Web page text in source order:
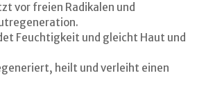
vor freien Radikalen und
Feuchtigkeit und gleicht Haut und
heilt und verleiht einen